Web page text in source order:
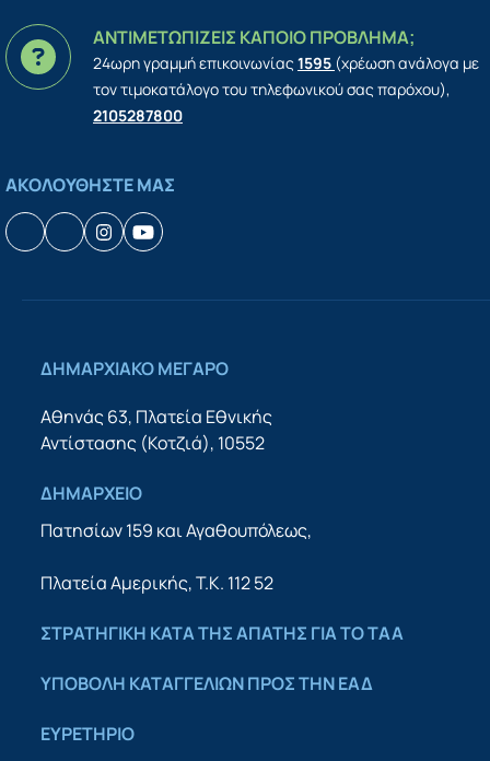
ΑΝΤΙΜΕΤΩΠΙΖΕΙΣ ΚΑΠΟΙΟ ΠΡΟΒΛΗΜΑ;
24ωρη γραμμή επικοινωνίας 1595 (χρέωση ανάλογα με
τον τιμοκατάλογο του τηλεφωνικού σας παρόχου),
2105287800
ΑΚΟΛΟΥΘΗΣΤΕ ΜΑΣ
Facebook
HouzzInstagram
YouTube
ΔΗΜΑΡΧΙΑΚΟ ΜΕΓΑΡΟ
Αθηνάς 63, Πλατεία Εθνικής
Αντίστασης (Κοτζιά), 10552
ΔΗΜΑΡΧΕΙΟ
Πατησίων 159 και Αγαθουπόλεως,
Πλατεία Αμερικής, Τ.Κ. 112 52
ΣΤΡΑΤΗΓΙΚΗ ΚΑΤΑ ΤΗΣ ΑΠΑΤΗΣ ΓΙΑ ΤΟ ΤΑΑ
YΠΟΒΟΛΗ ΚΑΤΑΓΓΕΛΙΩΝ ΠΡΟΣ ΤΗΝ ΕΑΔ
ΕΥΡΕΤΗΡΙΟ